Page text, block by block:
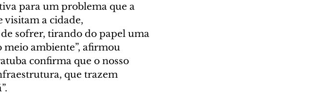
para um problema que a
visitam a cidade,
sofrer, tirando do papel uma
meio ambiente”, afirmou
confirma que o nosso
que trazem